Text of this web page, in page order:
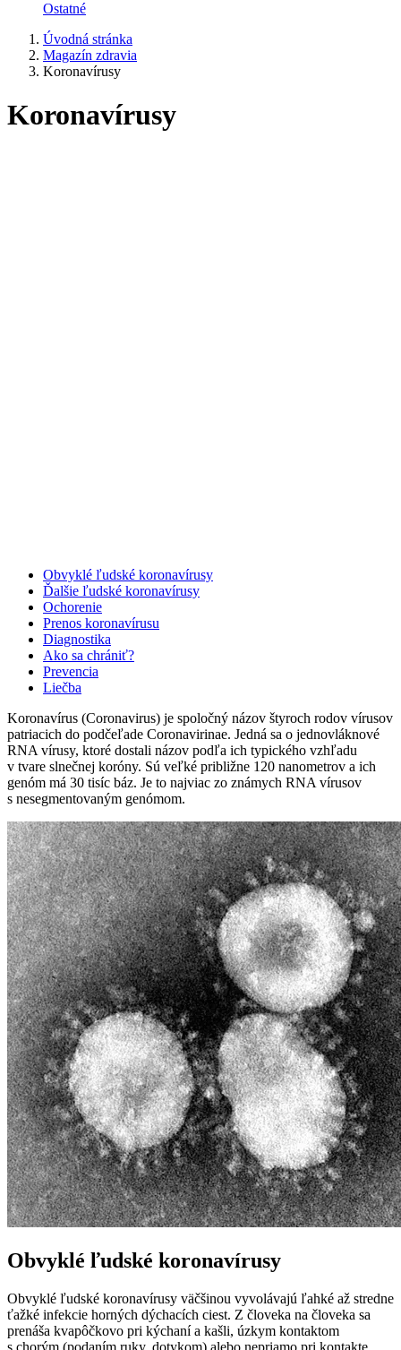
Ostatné
Úvodná stránka
Magazín zdravia
Koronavírusy
Koronavírusy
Obvyklé ľudské koronavírusy
Ďalšie ľudské koronavírusy
Ochorenie
Prenos koronavírusu
Diagnostika
Ako sa chrániť?
Prevencia
Liečba
Koronavírus (Coronavirus) je spoločný názov štyroch rodov vírusov
patriacich do podčeľade Coronavirinae. Jedná sa o jednovláknové
RNA vírusy, ktoré dostali názov podľa ich typického vzhľadu
v tvare slnečnej koróny. Sú veľké približne 120 nanometrov a ich
genóm má 30 tisíc báz. Je to najviac zo známych RNA vírusov
s nesegmentovaným genómom.
Obvyklé ľudské koronavírusy
Obvyklé ľudské koronavírusy väčšinou vyvolávajú ľahké až stredne
ťažké infekcie horných dýchacích ciest. Z človeka na človeka sa
prenáša kvapôčkovo pri kýchaní a kašli, úzkym kontaktom
s chorým (podaním ruky, dotykom) alebo nepriamo pri kontakte